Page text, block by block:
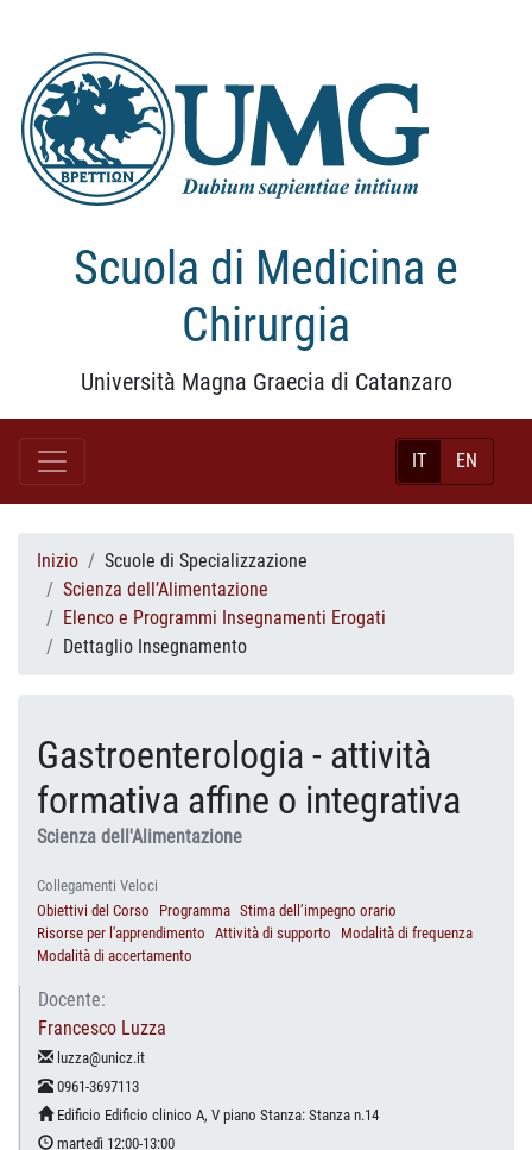
Scuola di Medicina e
Chirurgia
Università Magna Graecia di Catanzaro
IT EN
Inizio
Scuole di Specializzazione
Scienza dell’Alimentazione
Elenco e Programmi Insegnamenti Erogati
Dettaglio Insegnamento
Gastroenterologia - attività
formativa affine o integrativa
Scienza dell'Alimentazione
Collegamenti Veloci
Obiettivi del Corso
Programma Stima dell’impegno orario
Risorse per l'apprendimento Attività di supporto
Modalità di frequenza
Modalità di accertamento
Docente:
Francesco Luzza
luzza@unicz.it
0961-3697113
Edificio Edificio clinico A, V piano Stanza: Stanza n.14
martedì 12:00-13:00